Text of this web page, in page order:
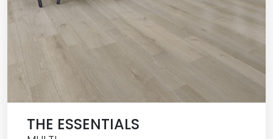
THE ESSENTIALS